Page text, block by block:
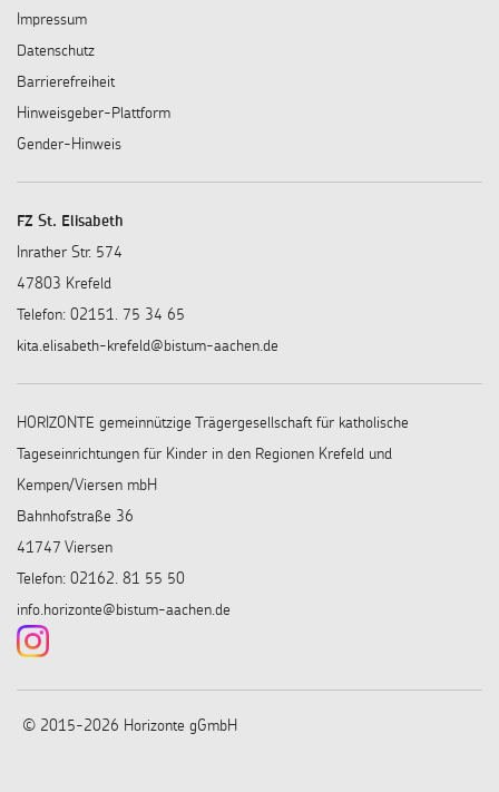
Impressum
Datenschutz
Barrierefreiheit
Hinweisgeber-Plattform
Gender-Hinweis
FZ St. Elisabeth
Inrather Str. 574
47803 Krefeld
Telefon: 02151. 75 34 65
kita.elisabeth-krefeld@bistum-aachen.de
HORIZONTE gemeinnützige Trägergesellschaft für katholische
Tageseinrichtungen für Kinder in den Regionen Krefeld und
Kempen/Viersen mbH
Bahnhofstraße 36
41747 Viersen
Telefon: 02162. 81 55 50
info.horizonte@bistum-aachen.de
© 2015-2026 Horizonte gGmbH